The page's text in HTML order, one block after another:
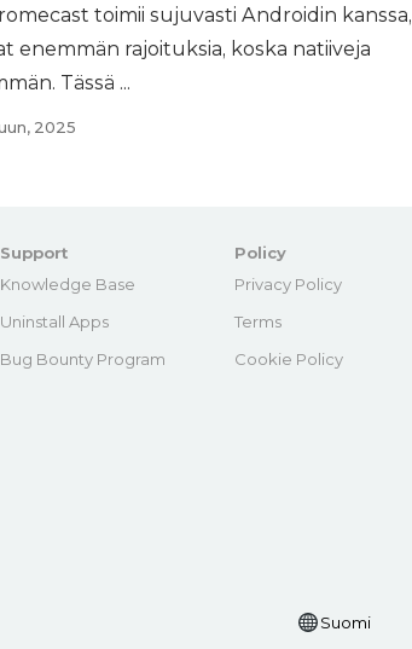
toimii sujuvasti Androidin kanssa,
enemmän rajoituksia, koska natiiveja
Tässä ...
2025
Support
Knowledge Base
Uninstall Apps
Bug Bounty Program
Policy
Privacy Policy
Terms
Cookie Policy